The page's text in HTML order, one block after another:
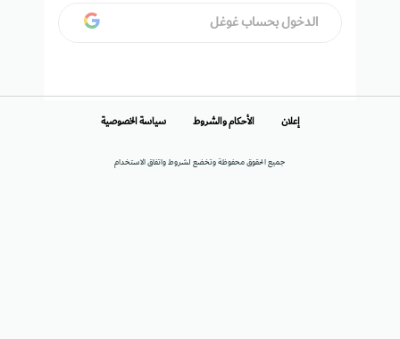
الدخول بحساب غوغل
جميع الحقوق محفوظة وتخضع لشروط واتفاق الاستخدام
إعلان الأحكام والشروط سياسة الخصوصية